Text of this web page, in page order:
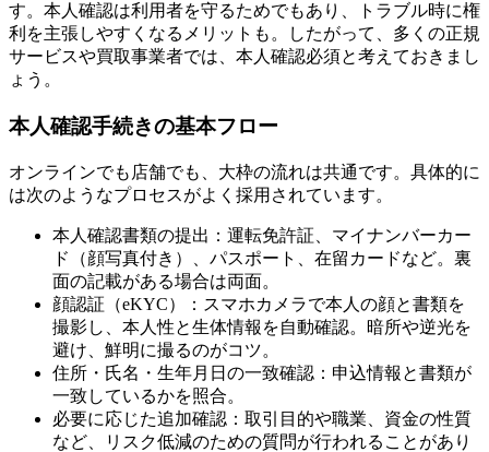
す。本人確認は利用者を守るためでもあり、トラブル時に権
利を主張しやすくなるメリットも。したがって、多くの正規
サービスや買取事業者では、本人確認必須と考えておきまし
ょう。
本人確認手続きの基本フロー
オンラインでも店舗でも、大枠の流れは共通です。具体的に
は次のようなプロセスがよく採用されています。
本人確認書類の提出：運転免許証、マイナンバーカー
ド（顔写真付き）、パスポート、在留カードなど。裏
面の記載がある場合は両面。
顔認証（eKYC）：スマホカメラで本人の顔と書類を
撮影し、本人性と生体情報を自動確認。暗所や逆光を
避け、鮮明に撮るのがコツ。
住所・氏名・生年月日の一致確認：申込情報と書類が
一致しているかを照合。
必要に応じた追加確認：取引目的や職業、資金の性質
など、リスク低減のための質問が行われることがあり